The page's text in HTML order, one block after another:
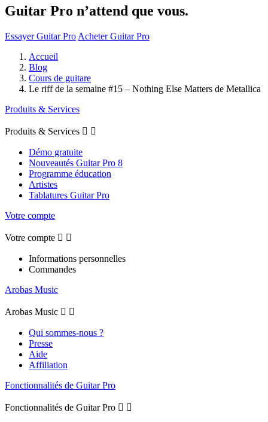
Guitar Pro n’attend que vous.
Essayer Guitar Pro Acheter Guitar Pro
Accueil
Blog
Cours de guitare
Le riff de la semaine #15 – Nothing Else Matters de Metallica
Produits & Services
Produits & Services  
Démo gratuite
Nouveautés Guitar Pro 8
Programme éducation
Artistes
Tablatures Guitar Pro
Votre compte
Votre compte  
Informations personnelles
Commandes
Arobas Music
Arobas Music  
Qui sommes-nous ?
Presse
Aide
Affiliation
Fonctionnalités de Guitar Pro
Fonctionnalités de Guitar Pro  